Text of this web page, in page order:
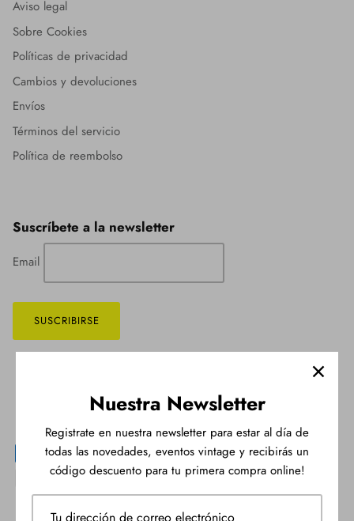
Aviso legal
Sobre Cookies
Políticas de privacidad
Cambios y devoluciones
Envíos
Términos del servicio
Política de reembolso
Suscríbete a la newsletter
Email
Nuestra Newsletter
Registrate en nuestra newsletter para estar al día de
todas las novedades, eventos vintage y recibirás un
código descuento para tu primera compra online!